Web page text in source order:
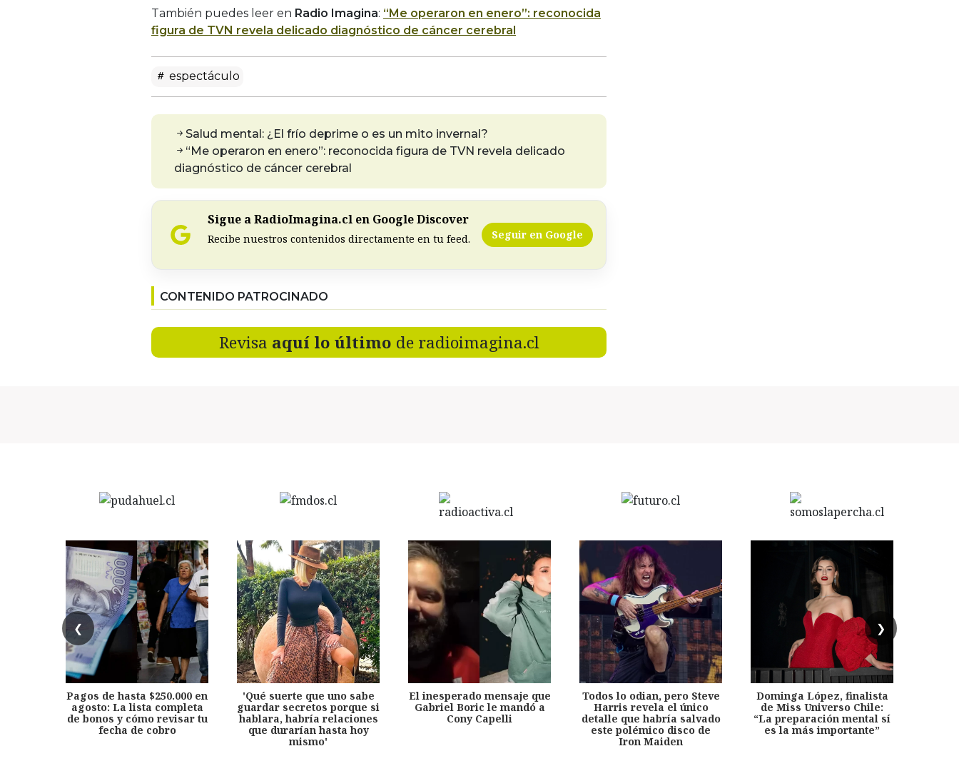
También puedes leer en Radio Imagina: “Me operaron en enero”: reconocida
figura de TVN revela delicado diagnóstico de cáncer cerebral
espectáculo
Salud mental: ¿El frío deprime o es un mito invernal?
“Me operaron en enero”: reconocida figura de TVN revela delicado
diagnóstico de cáncer cerebral
Sigue a RadioImagina.cl en Google Discover
Recibe nuestros contenidos directamente en tu feed. Seguir en Google
CONTENIDO PATROCINADO
Revisa aquí lo último de radioimagina.cl
❮ ❯
Pagos de hasta $250.000 en
agosto: La lista completa
de bonos y cómo revisar tu
fecha de cobro
'Qué suerte que uno sabe
guardar secretos porque si
hablara, habría relaciones
que durarían hasta hoy
mismo'
El inesperado mensaje que
Gabriel Boric le mandó a
Cony Capelli
Todos lo odian, pero Steve
Harris revela el único
detalle que habría salvado
este polémico disco de
Iron Maiden
Dominga López, finalista
de Miss Universo Chile:
“La preparación mental sí
es la más importante”